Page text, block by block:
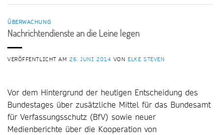
ÜBERWACHUNG
Nachrichtendienste an die Leine legen
VERÖFFENTLICHT AM 26. JUNI 2014 VON ELKE STEVEN
Vor dem Hintergrund der heutigen Entscheidung des
Bundestages über zusätzliche Mittel für das Bundesamt
für Verfassungsschutz (BfV) sowie neuer
Medienberichte über die Kooperation von